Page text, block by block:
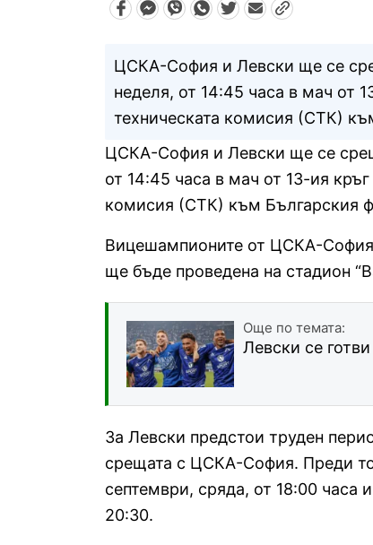
ЦСКА-София и Левски ще се
неделя, от 14:45 часа в мач от
техническата комисия (СТК)
ЦСКА-София и Левски ще се
от 14:45 часа в мач от 13-ия
комисия (СТК) към Българския
Вицешампионите от ЦСКА-
ще бъде проведена на стадион
Още по темата:
Левски се
За Левски предстои труден
срещата с ЦСКА-София. Преди
септември, сряда, от 18:00 часа
20:30.